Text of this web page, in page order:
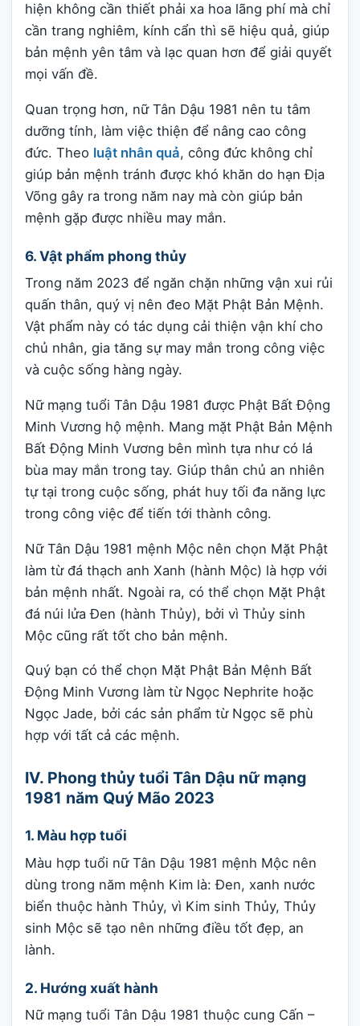
hiện không cần thiết phải xa hoa lãng phí mà chỉ
cần trang nghiêm, kính cẩn thì sẽ hiệu quả, giúp
bản mệnh yên tâm và lạc quan hơn để giải quyết
mọi vấn đề.
Quan trọng hơn, nữ Tân Dậu 1981 nên tu tâm
dưỡng tính, làm việc thiện để nâng cao công
đức. Theo luật nhân quả, công đức không chỉ
giúp bản mệnh tránh được khó khăn do hạn Địa
Võng gây ra trong năm nay mà còn giúp bản
mệnh gặp được nhiều may mắn.
6. Vật phẩm phong thủy
Trong năm 2023 để ngăn chặn những vận xui rủi
quấn thân, quý vị nên đeo Mặt Phật Bản Mệnh.
Vật phẩm này có tác dụng cải thiện vận khí cho
chủ nhân, gia tăng sự may mắn trong công việc
và cuộc sống hàng ngày.
Nữ mạng tuổi Tân Dậu 1981 được Phật Bất Động
Minh Vương hộ mệnh. Mang mặt Phật Bản Mệnh
Bất Động Minh Vương bên mình tựa như có lá
bùa may mắn trong tay. Giúp thân chủ an nhiên
tự tại trong cuộc sống, phát huy tối đa năng lực
trong công việc để tiến tới thành công.
Nữ Tân Dậu 1981 mệnh Mộc nên chọn Mặt Phật
làm từ đá thạch anh Xanh (hành Mộc) là hợp với
bản mệnh nhất. Ngoài ra, có thể chọn Mặt Phật
đá núi lửa Đen (hành Thủy), bởi vì Thủy sinh
Mộc cũng rất tốt cho bản mệnh.
Quý bạn có thể chọn Mặt Phật Bản Mệnh Bất
Động Minh Vương làm từ Ngọc Nephrite hoặc
Ngọc Jade, bởi các sản phẩm từ Ngọc sẽ phù
hợp với tất cả các mệnh.
IV. Phong thủy tuổi Tân Dậu nữ mạng
1981 năm Quý Mão 2023
1. Màu hợp tuổi
Màu hợp tuổi nữ Tân Dậu 1981 mệnh Mộc nên
dùng trong năm mệnh Kim là: Đen, xanh nước
biển thuộc hành Thủy, vì Kim sinh Thủy, Thủy
sinh Mộc sẽ tạo nên những điều tốt đẹp, an
lành.
2. Hướng xuất hành
Nữ mạng tuổi Tân Dậu 1981 thuộc cung Cấn –